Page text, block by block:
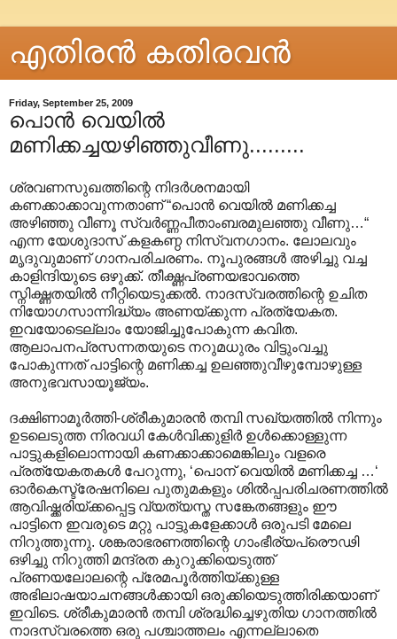
എതിരന്‍ കതിരവന്‍
Friday, September 25, 2009
പൊൻ വെയിൽ
മണിക്കച്ചയഴിഞ്ഞുവീണു.........
ശ്രവണസുഖത്തിന്റെ നിദർശനമായി
കണക്കാക്കാവുന്നതാണ് “പൊൻ വെയിൽ മണിക്കച്ച
അഴിഞ്ഞു വീണൂ സ്വർണ്ണപീതാംബരമുലഞ്ഞു വീണു…“
എന്ന യേശുദാസ് കളകണ്ഠ നിസ്വനഗാനം. ലോലവും
മൃദുവുമാണ് ഗാനപരിചരണം. നൂപുരങ്ങൾ അഴിച്ചു വച്ച
കാളിന്ദിയുടെ ഒഴുക്ക്. തീക്ഷ്ണപ്രണയഭാവത്തെ
സ്നിഗ്ദ്ധതയിൽ നീറ്റിയെടുക്കൽ. നാദസ്വരത്തിന്റെ ഉചിത
നിയോഗസാന്നിദ്ധ്യം അണയ്ക്കുന്ന പ്രത്യേകത.
ഇവയോടെല്ലാം യോജിച്ചുപോകുന്ന കവിത.
ആലാപനപ്രസന്നതയുടെ നറുമധുരം വിട്ടുംവച്ചു
പോകുന്നത് പാട്ടിന്റെ മണിക്കച്ച ഉലഞ്ഞുവീഴുമ്പോഴുള്ള
അനുഭവസായൂജ്യം.
ദക്ഷിണാമൂർത്തി-ശ്രീകുമാരൻ തമ്പി സഖ്യത്തിൽ നിന്നും
ഉടലെടുത്ത നിരവധി കേൾവിക്കുളിർ ഉൾക്കൊള്ളുന്ന
പാട്ടുകളിലൊന്നായി കണക്കാക്കാമെങ്കിലും വളരെ
പ്രത്യേകതകൾ പേറുന്നു, ‘പൊന് വെയിൽ മണിക്കച്ച …‘
ഓർകെസ്ട്രേഷനിലെ പുതുമകളും ശിൽ‌പ്പപരിചരണത്തിൽ
ആവിഷ്ക്കരിയ്ക്കപ്പെട്ട വ്യത്യസ്ത സങ്കേതങ്ങളും ഈ
പാട്ടിനെ ഇവരുടെ മറ്റു പാട്ടുകളേക്കാൾ ഒരുപടി മേലെ
നിറുത്തുന്നു. ശങ്കരാഭരണത്തിന്റെ ഗാംഭീര്യപ്രൌഢി
ഒഴിച്ചു നിറുത്തി മന്ദ്രത കുറുക്കിയെടുത്ത്
പ്രണയലോലന്റെ പ്രേമപൂർത്തിയ്ക്കുള്ള
അഭിലാഷയാചനങ്ങൾക്കായി ഒരുക്കിയെടുത്തിരിക്കയാണ്
ഇവിടെ. ശ്രീകുമാരൻ തമ്പി ശ്രദ്ധിച്ചെഴുതിയ ഗാനത്തിൽ
നാദസ്വരത്തെ ഒരു പശ്ചാത്തലം എന്നല്ലാതെ